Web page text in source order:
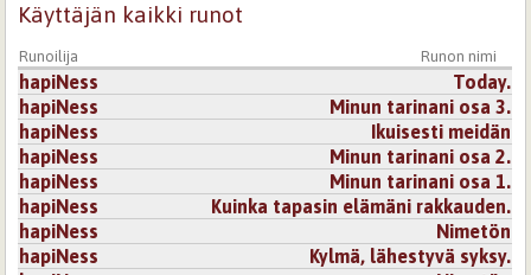
Käyttäjän kaikki runot
Runoilija Runon nimi
hapiNess
Today.
hapiNess
Minun tarinani osa 3.
hapiNess
Ikuisesti meidän
hapiNess
Minun tarinani osa 2.
hapiNess
Minun tarinani osa 1.
hapiNess
Kuinka tapasin elämäni rakkauden.
hapiNess
Nimetön
hapiNess
Kylmä, lähestyvä syksy.